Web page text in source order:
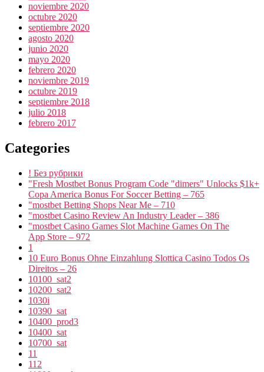
noviembre 2020
octubre 2020
septiembre 2020
agosto 2020
junio 2020
mayo 2020
febrero 2020
noviembre 2019
octubre 2019
septiembre 2018
julio 2018
febrero 2017
Categories
! Без рубрики
"Fresh Mostbet Bonus Program Code "dimers" Unlocks $1k+
Copa America Bonus For Soccer Betting – 765
"mostbet Betting Shops Near Me – 710
"mostbet Casino Review An Industry Leader – 386
"‎mostbet Casino Games Slot Machine Games On The
App Store – 972
1
10 Euro Bonus Ohne Einzahlung Slottica Casino Todos Os
Direitos – 26
10100_sat2
10200_sat2
1030i
10390_sat
10400_prod3
10400_sat
10700_sat
11
112